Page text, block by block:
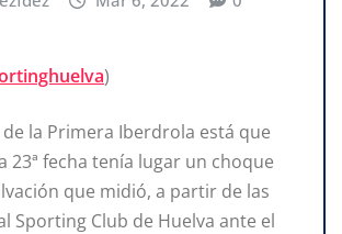
)
la Primera Iberdrola está que
23ª fecha tenía lugar un choque
que midió, a partir de las
Sporting Club de Huelva ante el